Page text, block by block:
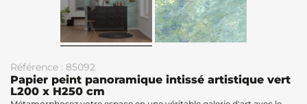
Référence : 85092
Papier peint panoramique intissé artistique vert
L200 x H250 cm